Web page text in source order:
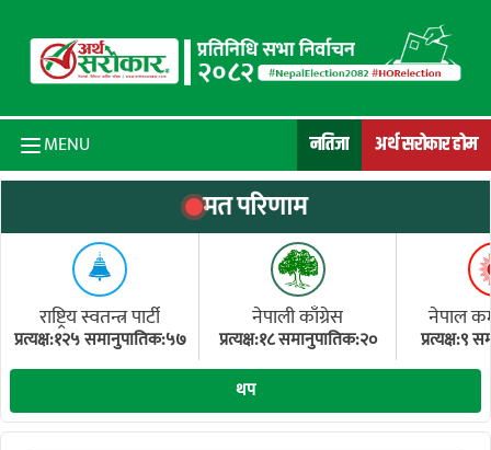
MENU नतिजा अर्थ सरोकार होम
मत परिणाम
राष्ट्रिय स्वतन्त्र पार्टी
प्रत्यक्ष:१२५ समानुपातिक:५७
नेपाली काँग्रेस
प्रत्यक्ष:१८ समानुपातिक:२०
नेपाल
प्रत्यक्ष:९
थप